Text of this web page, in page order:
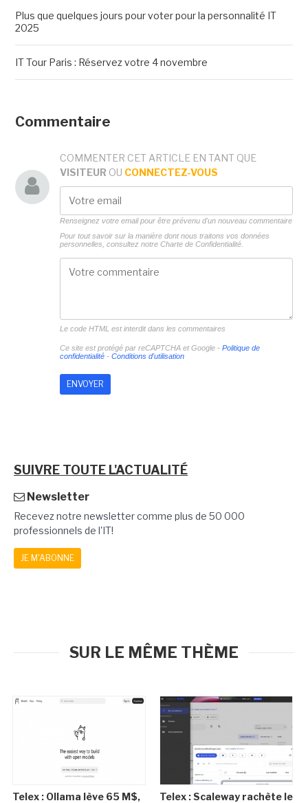
Plus que quelques jours pour voter pour la personnalité IT
2025
IT Tour Paris : Réservez votre 4 novembre
Commentaire
COMMENTER CET ARTICLE EN TANT QUE
VISITEUR OU CONNECTEZ-VOUS
Renseignez votre email pour être prévenu d'un nouveau commentaire
Pour tout savoir sur la manière dont nous traitons vos données
personnelles, consultez notre Charte de Confidentialité.
Le code HTML est interdit dans les commentaires
Ce site est protégé par reCAPTCHA et Google - Politique de
confidentialité- Conditions d'utilisation
SUIVRE TOUTE L'ACTUALITÉ
Newsletter
Recevez notre newsletter comme plus de 50 000
professionnels de l'IT!
JE M'ABONNE
SUR LE MÊME THÈME
Telex : Ollama lève 65 M$,
Telex : Scaleway rachète le